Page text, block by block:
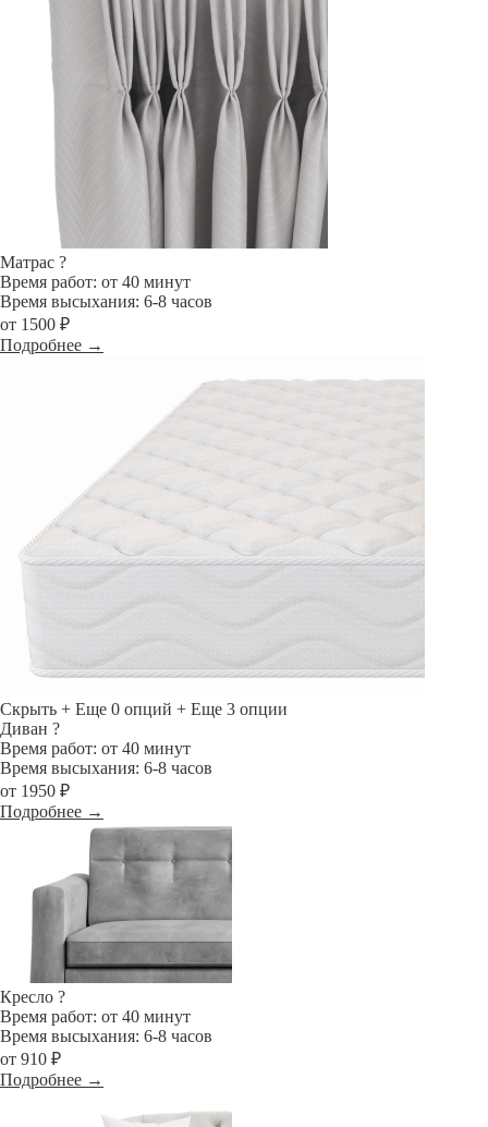
Матрас ?
Время работ: от 40 минут
Время высыхания: 6-8 часов
от 1500 ₽
Подробнее →
Скрыть + Еще 0 опций + Еще 3 опции
Диван ?
Время работ: от 40 минут
Время высыхания: 6-8 часов
от 1950 ₽
Подробнее →
Кресло ?
Время работ: от 40 минут
Время высыхания: 6-8 часов
от 910 ₽
Подробнее →